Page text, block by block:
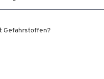
Gefahrstoffen?